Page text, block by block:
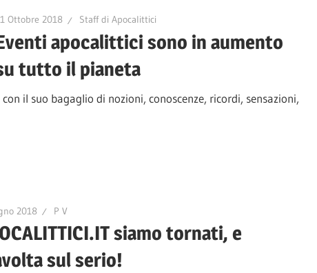
Ottobre 2018 Staff di Apocalittici
apocalittici sono in aumento
tutto il pianeta
il suo bagaglio di nozioni, conoscenze, ricordi, sensazioni,
2018 P V
siamo tornati, e
sul serio!